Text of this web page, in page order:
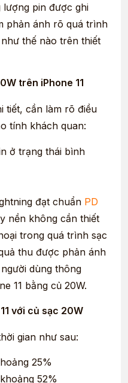
lượng pin được ghi
phản ánh rõ quá trình
thế nào trên thiết
trên iPhone 11
tiết, cần làm rõ điều
tính khách quan:
ở trạng thái bình
đạt chuẩn PD
nền không cần thiết
trong quá trình sạc
thu được phản ánh
dùng thông
11 bằng củ 20W.
với củ sạc 20W
gian như sau:
25%
52%